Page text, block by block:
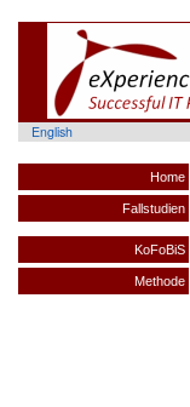
English
Home
Fallstudien
KoFoBiS
Methode